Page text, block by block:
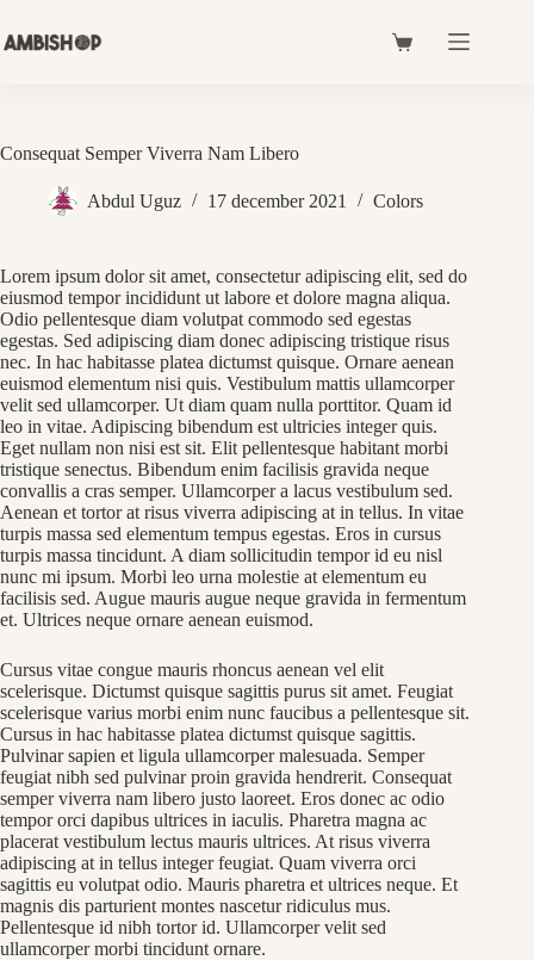
to
content
Shopping
Consequat Semper Viverra Nam Libero
Abdul Uguz 17 december 2021 Colors
Lorem ipsum dolor sit amet, consectetur adipiscing elit, sed do
eiusmod tempor incididunt ut labore et dolore magna aliqua.
Odio pellentesque diam volutpat commodo sed egestas
egestas. Sed adipiscing diam donec adipiscing tristique risus
nec. In hac habitasse platea dictumst quisque. Ornare aenean
euismod elementum nisi quis. Vestibulum mattis ullamcorper
velit sed ullamcorper. Ut diam quam nulla porttitor. Quam id
leo in vitae. Adipiscing bibendum est ultricies integer quis.
Eget nullam non nisi est sit. Elit pellentesque habitant morbi
tristique senectus. Bibendum enim facilisis gravida neque
convallis a cras semper. Ullamcorper a lacus vestibulum sed.
Aenean et tortor at risus viverra adipiscing at in tellus. In vitae
turpis massa sed elementum tempus egestas. Eros in cursus
turpis massa tincidunt. A diam sollicitudin tempor id eu nisl
nunc mi ipsum. Morbi leo urna molestie at elementum eu
facilisis sed. Augue mauris augue neque gravida in fermentum
et. Ultrices neque ornare aenean euismod.
Cursus vitae congue mauris rhoncus aenean vel elit
scelerisque. Dictumst quisque sagittis purus sit amet. Feugiat
scelerisque varius morbi enim nunc faucibus a pellentesque sit.
Cursus in hac habitasse platea dictumst quisque sagittis.
Pulvinar sapien et ligula ullamcorper malesuada. Semper
feugiat nibh sed pulvinar proin gravida hendrerit. Consequat
semper viverra nam libero justo laoreet. Eros donec ac odio
tempor orci dapibus ultrices in iaculis. Pharetra magna ac
placerat vestibulum lectus mauris ultrices. At risus viverra
adipiscing at in tellus integer feugiat. Quam viverra orci
sagittis eu volutpat odio. Mauris pharetra et ultrices neque. Et
magnis dis parturient montes nascetur ridiculus mus.
Pellentesque id nibh tortor id. Ullamcorper velit sed
ullamcorper morbi tincidunt ornare.